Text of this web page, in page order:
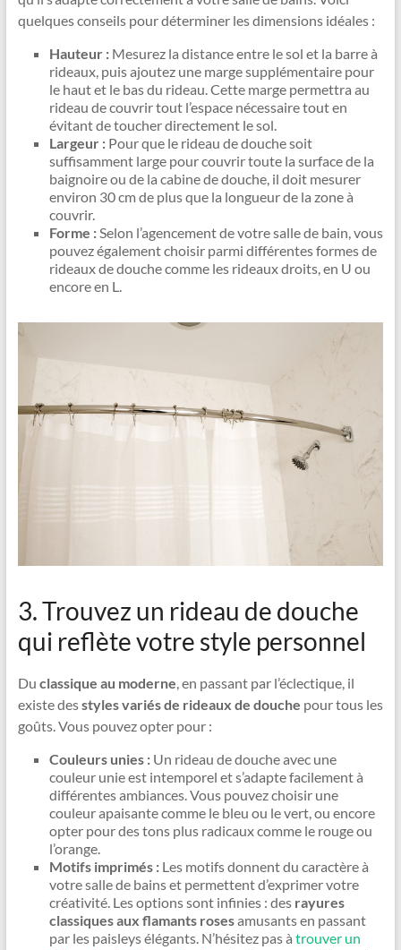
quelques conseils pour déterminer les dimensions idéales :
Hauteur :Mesurez la distance entre le sol et la barre à
rideaux, puis ajoutez une marge supplémentaire pour
le haut et le bas du rideau. Cette marge permettra au
rideau de couvrir tout l’espace nécessaire tout en
évitant de toucher directement le sol.
Largeur :Pour que le rideau de douche soit
suffisamment large pour couvrir toute la surface de la
baignoire ou de la cabine de douche, il doit mesurer
environ 30 cm de plus que la longueur de la zone à
couvrir.
Forme :Selon l’agencement de votre salle de bain, vous
pouvez également choisir parmi différentes formes de
rideaux de douche comme les rideaux droits, en U ou
encore en L.
3. Trouvez un rideau de douche
qui reflète votre style personnel
Du classique au moderne, en passant par l’éclectique, il
existe desstyles variés de rideaux de douche pour tous les
goûts. Vous pouvez opter pour :
Couleurs unies :Un rideau de douche avec une
couleur unie est intemporel et s’adapte facilement à
différentes ambiances. Vous pouvez choisir une
couleur apaisante comme le bleu ou le vert, ou encore
opter pour des tons plus radicaux comme le rouge ou
l’orange.
Motifs imprimés :Les motifs donnent du caractère à
votre salle de bains et permettent d’exprimer votre
créativité. Les options sont infinies : des rayures
classiques aux flamants rosesamusants en passant
par les paisleys élégants. N’hésitez pas à trouver un